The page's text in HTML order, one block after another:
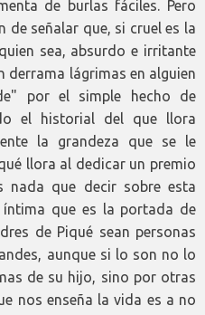
de burlas fáciles. Pero
de señalar que, si cruel es la
sea, absurdo e irritante
derrama lágrimas en alguien
por el simple hecho de
el historial del que llora
la grandeza que se le
llora al dedicar un premio
nada que decir sobre esta
que es la portada de
de Piqué sean personas
aunque si lo son no lo
de su hijo, sino por otras
nos enseña la vida es a no